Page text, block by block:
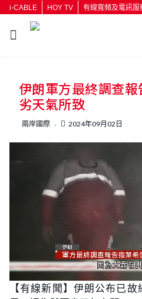
i-CABLE HOY TV 有線寬頻及電訊服
按輸入鍵開
伊朗軍方最終調查
劣天氣所致
兩岸國際 2024年09月02日
U
n
m
u
L
o
a
d
【有線新聞】伊朗公布已